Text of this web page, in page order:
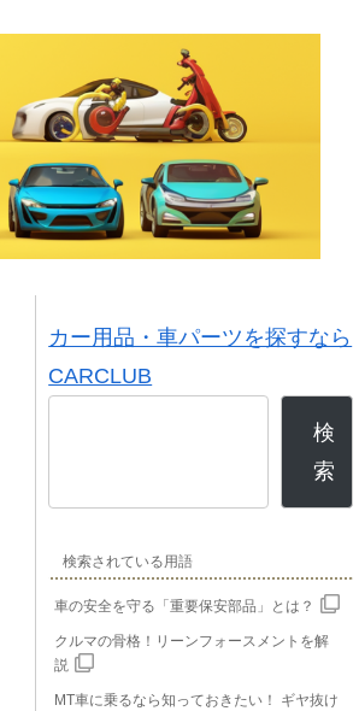
カー用品・車パーツを探すなら
CARCLUB
検
索
検索されている用語
車の安全を守る「重要保安部品」とは？
クルマの骨格！リーンフォースメントを解
説
MT車に乗るなら知っておきたい！ ギヤ抜け